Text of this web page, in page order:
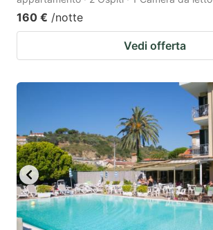
160 € /notte
Vedi offerta